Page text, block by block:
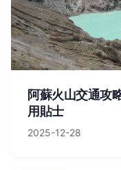
阿蘇火山交通攻
用貼士
2025-12-28